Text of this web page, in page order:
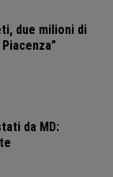
due milioni di
da MD: